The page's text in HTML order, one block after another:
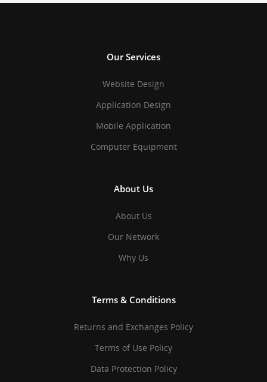
Our Services
Website Design
Application Design
Mobile Application
Computer Equipment
About Us
About Us
Our Network
Why Us
Terms & Conditions
Returns and Exchanges Policy
Terms of Use Policy
Data Protection Policy